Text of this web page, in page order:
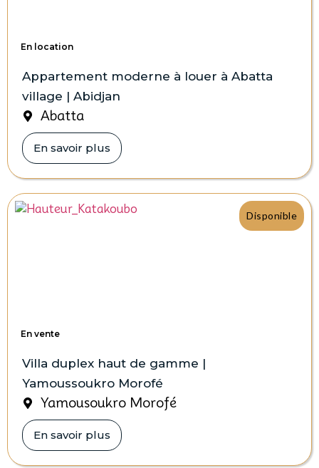
En location
Appartement moderne à louer à Abatta
village | Abidjan
Abatta
En savoir plus
En vente
Disponible
Villa duplex haut de gamme |
Yamoussoukro Morofé
Yamousoukro Morofé
En savoir plus